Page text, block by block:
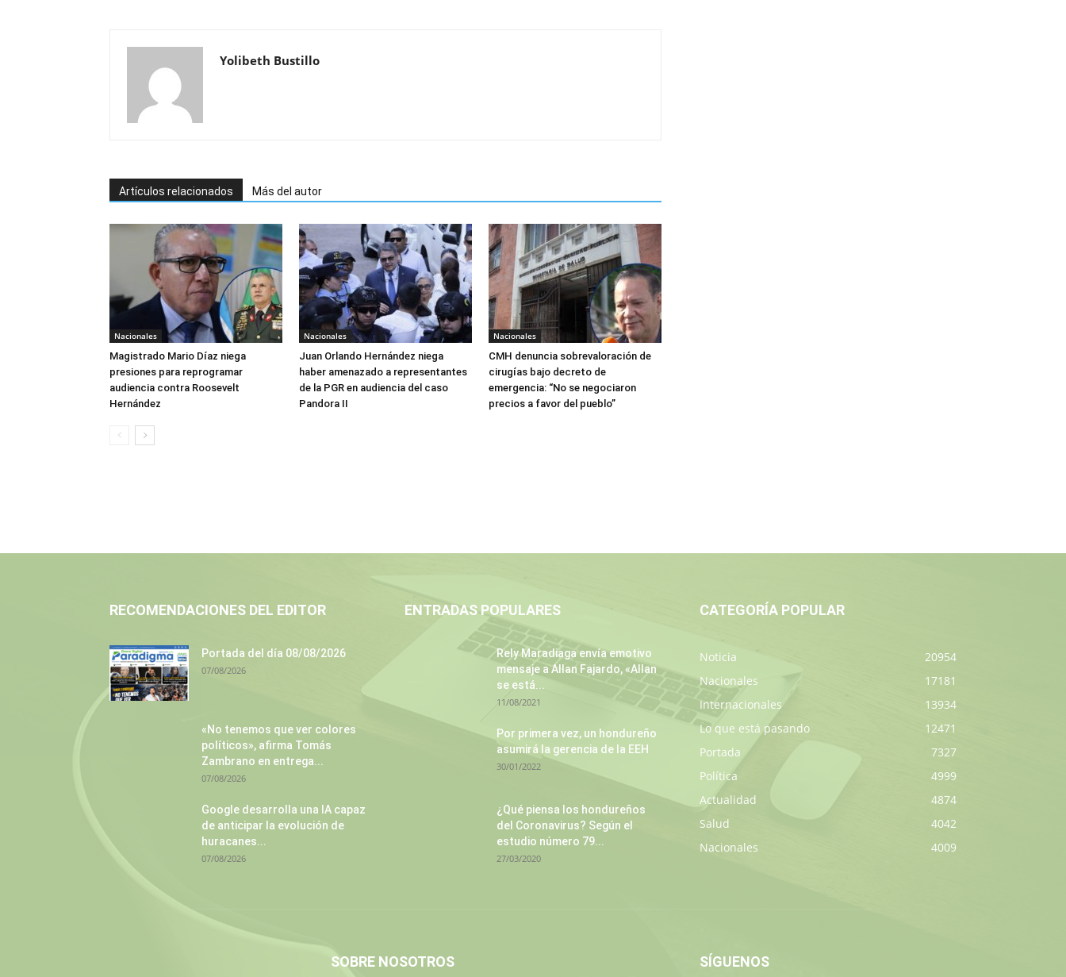
Yolibeth Bustillo
Artículos relacionados Más del autor
Nacionales
Magistrado Mario Díaz niega
presiones para reprogramar
audiencia contra Roosevelt
Hernández
Nacionales
Juan Orlando Hernández niega
haber amenazado a representantes
de la PGR en audiencia del caso
Pandora II
Nacionales
CMH denuncia sobrevaloración de
cirugías bajo decreto de
emergencia: “No se negociaron
precios a favor del pueblo”
RECOMENDACIONES DEL EDITOR
Portada del día 08/08/2026
07/08/2026
«No tenemos que ver colores
políticos», afirma Tomás
Zambrano en entrega...
07/08/2026
Google desarrolla una IA capaz
de anticipar la evolución de
huracanes...
07/08/2026
ENTRADAS POPULARES
Rely Maradiaga envía emotivo
mensaje a Allan Fajardo, «Allan
se está...
11/08/2021
Por primera vez, un hondureño
asumirá la gerencia de la EEH
30/01/2022
¿Qué piensa los hondureños
del Coronavirus? Según el
estudio número 79...
27/03/2020
CATEGORÍA POPULAR
Noticia
20954
Nacionales
17181
Internacionales
13934
Lo que está pasando
12471
Portada
7327
Política
4999
Actualidad
4874
Salud
4042
Nacionales
4009
SOBRE NOSOTROS SÍGUENOS